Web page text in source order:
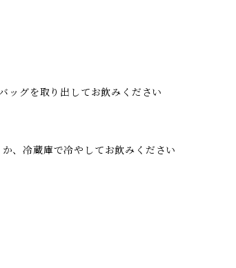
グを取り出してお飲みください
、冷蔵庫で冷やしてお飲みください